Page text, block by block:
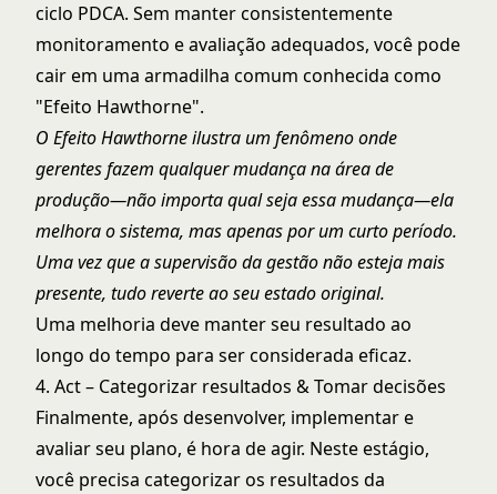
ciclo PDCA. Sem manter consistentemente
monitoramento e avaliação adequados, você pode
cair em uma armadilha comum conhecida como
"Efeito Hawthorne".
O Efeito Hawthorne ilustra um fenômeno onde
gerentes fazem qualquer mudança na área de
produção—não importa qual seja essa mudança—ela
melhora o sistema, mas apenas por um curto período.
Uma vez que a supervisão da gestão não esteja mais
presente, tudo reverte ao seu estado original.
Uma melhoria deve manter seu resultado ao
longo do tempo para ser considerada eficaz.
4. Act – Categorizar resultados & Tomar decisões
Finalmente, após desenvolver, implementar e
avaliar seu plano, é hora de agir. Neste estágio,
você precisa categorizar os resultados da